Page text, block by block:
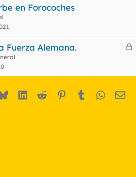
en Forocoches
C
r
Fuerza Alemana.
BlueskyLinkedIn
Reddit Pinterest
Tumblr